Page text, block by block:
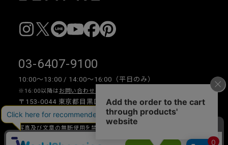
03-6407-9100
10:00〜13:00 / 14:00〜16:00（平日のみ）
※16:00以降は お問い合わせフォーム
〒153-0044 東京都目黒区大橋 2-16-26 1F・2F
写真及び文章の無断使用を禁じます。
Copyright © 2026 SEMPRE DESIGN CO., LTD.All right reserved.